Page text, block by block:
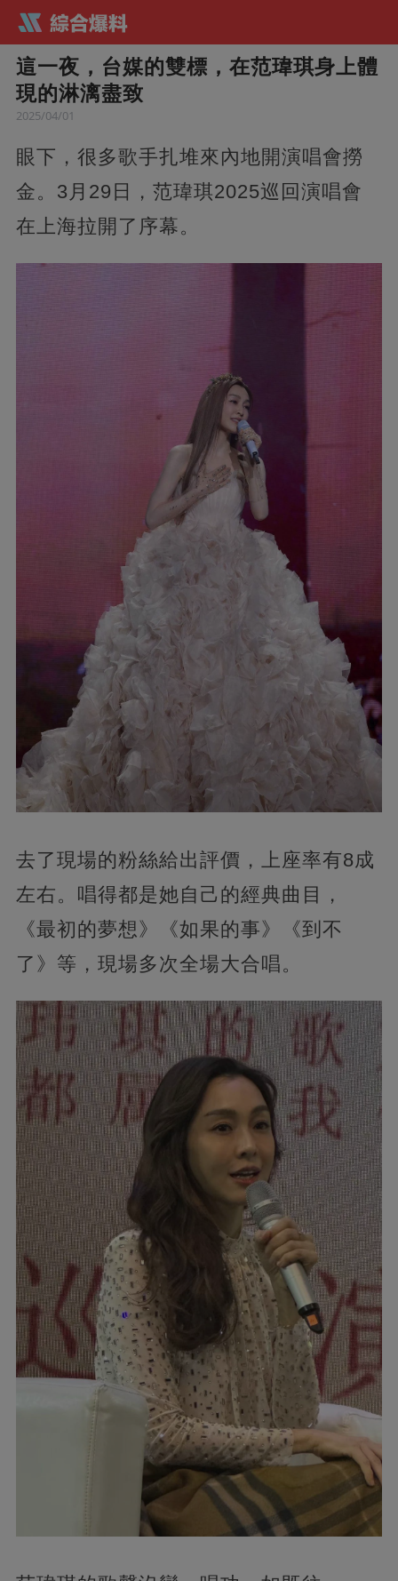
這一夜，台媒的雙標，在范瑋琪身上體
現的淋漓盡致
2025/04/01
眼下，很多歌手扎堆來內地開演唱會撈
金。3月29日，范瑋琪2025巡回演唱會
在上海拉開了序幕。
去了現場的粉絲給出評價，上座率有8成
左右。唱得都是她自己的經典曲目，
《最初的夢想》《如果的事》《到不
了》等，現場多次全場大合唱。